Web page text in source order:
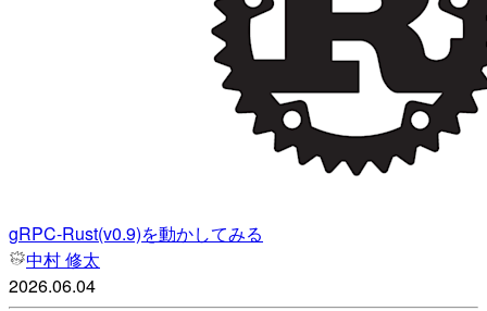
gRPC-Rust(v0.9)を動かしてみる
中村 修太
2026.06.04